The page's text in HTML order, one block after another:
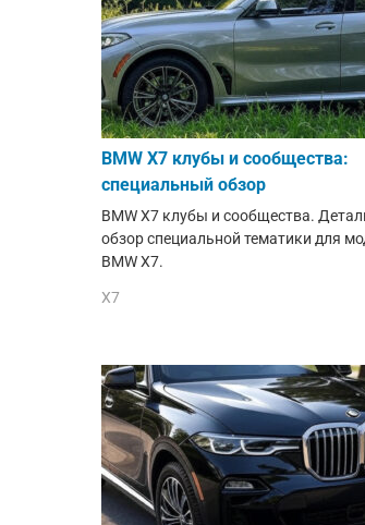
BMW X7 клубы и сообщества:
специальный обзор
BMW X7 клубы и сообщества.
обзор специальной тематики для
BMW X7.
X7